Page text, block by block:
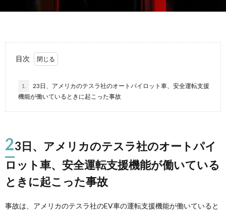
目次
1.
23日、アメリカのテスラ社のオートパイロット車、安全運転支援
機能が働いているときに起こった事故
23日、アメリカのテスラ社のオートパイ
ロット車、安全運転支援機能が働いている
ときに起こった事故
事故は、アメリカのテスラ社のEV車の運転支援機能が働いていると